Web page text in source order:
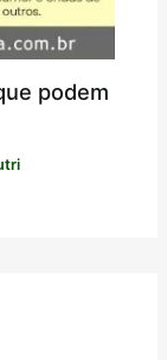
podem